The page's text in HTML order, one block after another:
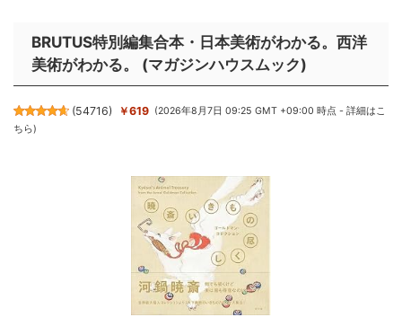
BRUTUS特別編集合本・日本美術がわかる。西洋
美術がわかる。 (マガジンハウスムック)
(54716) ￥619 (2026年8月7日 09:25 GMT +09:00 時点 -詳細はこ
ちら)